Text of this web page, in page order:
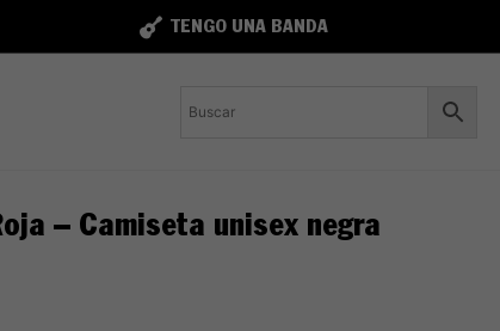
TENGO UNA BANDA
– Camiseta unisex negra